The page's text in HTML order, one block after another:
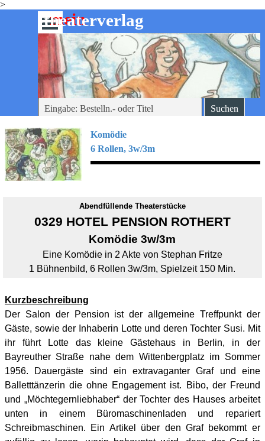
>
Direkt zum Seiteninhalt
-theaterverlag
mein
Menü überspringen
Suchen
Komödie
6 Rollen, 3w/3m
Abendfüllende Theaterstücke
0329 HOTEL PENSION ROTHERT
Komödie 3w/3m
Eine Komödie in 2 Akte von Stephan Fritze
1 Bühnenbild, 6 Rollen 3w/3m, Spielzeit 150 Min.
Kurzbeschreibung
Der Salon der Pension ist der allgemeine Treffpunkt der
Gäste, sowie der Inhaberin Lotte und deren Tochter Susi. Mit
ihr führt Lotte das kleine Gästehaus in Berlin, in der
Bayreuther Straße nahe dem Wittenbergplatz im Sommer
1956. Dauergäste sind ein extravaganter Graf und eine
Balletttänzerin die ohne Engagement ist. Bibo, der Freund
und „Möchtegernliebhaber“ der Tochter des Hauses arbeitet
unten in einem Büromaschinenladen und repariert
Schreibmaschinen. Ein Artikel über den Graf bekommt er